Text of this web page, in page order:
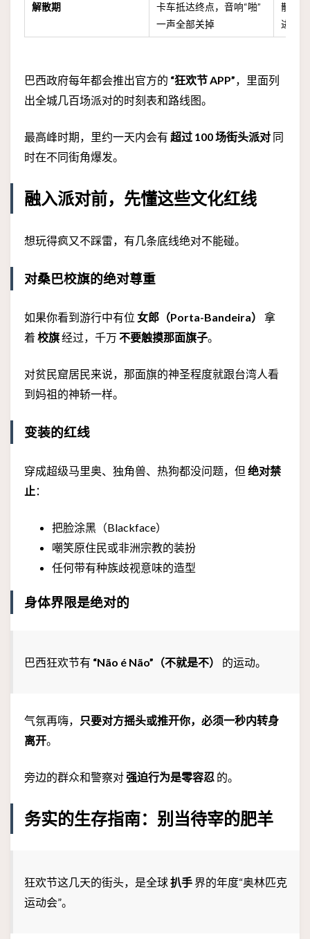
解散期
卡车抵达终点，音响“啪”
一声全部关掉
散场
进场
巴西政府每年都会推出官方的 “狂欢节 APP”，里面列
出全城几百场派对的时刻表和路线图。
最高峰时期，里约一天内会有 超过 100 场街头派对 同
时在不同街角爆发。
融入派对前，先懂这些文化红线
想玩得疯又不踩雷，有几条底线绝对不能碰。
对桑巴校旗的绝对尊重
如果你看到游行中有位 女郎（Porta-Bandeira）
拿
着 校旗经过，千万 不要触摸那面旗子。
对贫民窟居民来说，那面旗的神圣程度就跟台湾人看
到妈祖的神轿一样。
变装的红线
穿成超级马里奥、独角兽、热狗都没问题，但 绝对禁
止：
把脸涂黑（Blackface）
嘲笑原住民或非洲宗教的装扮
任何带有种族歧视意味的造型
身体界限是绝对的
巴西狂欢节有 “Não é Não”（不就是不） 的运动。
气氛再嗨，
只要对方摇头或推开你，必须一秒内转身
离开。
旁边的群众和警察对强迫行为是零容忍 的。
务实的生存指南：别当待宰的肥羊
狂欢节这几天的街头，是全球扒手 界的年度“奥林匹克
运动会”。